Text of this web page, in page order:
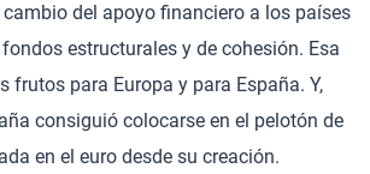
del apoyo financiero a los países
estructurales y de cohesión. Esa
frutos para Europa y para España. Y,
consiguió colocarse en el pelotón de
en el euro desde su creación.